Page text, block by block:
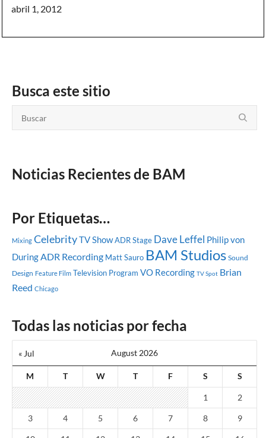
abril 1, 2012
Busca este sitio
Noticias Recientes de BAM
Por Etiquetas…
Mixing CelebrityTV ShowADR Stage Dave Leffel Philip von
DuringADR Recording Matt Sauro BAM Studios Sound
Design Feature Film Television Program VO Recording TV Spot Brian
Reed Chicago
Todas las noticias por fecha
August 2026
M T W T F S S
« Jul
1 2
3 4 5 6 7 8 9